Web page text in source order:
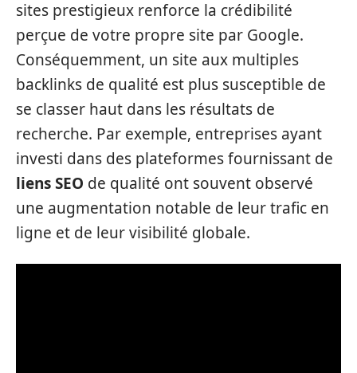
sites prestigieux renforce la crédibilité
perçue de votre propre site par Google.
Conséquemment, un site aux multiples
backlinks de qualité est plus susceptible de
se classer haut dans les résultats de
recherche. Par exemple, entreprises ayant
investi dans des plateformes fournissant de
liens SEO de qualité ont souvent observé
une augmentation notable de leur trafic en
ligne et de leur visibilité globale.